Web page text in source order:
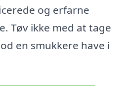
og erfarne
Tøv ikke med at tage
en smukkere have i